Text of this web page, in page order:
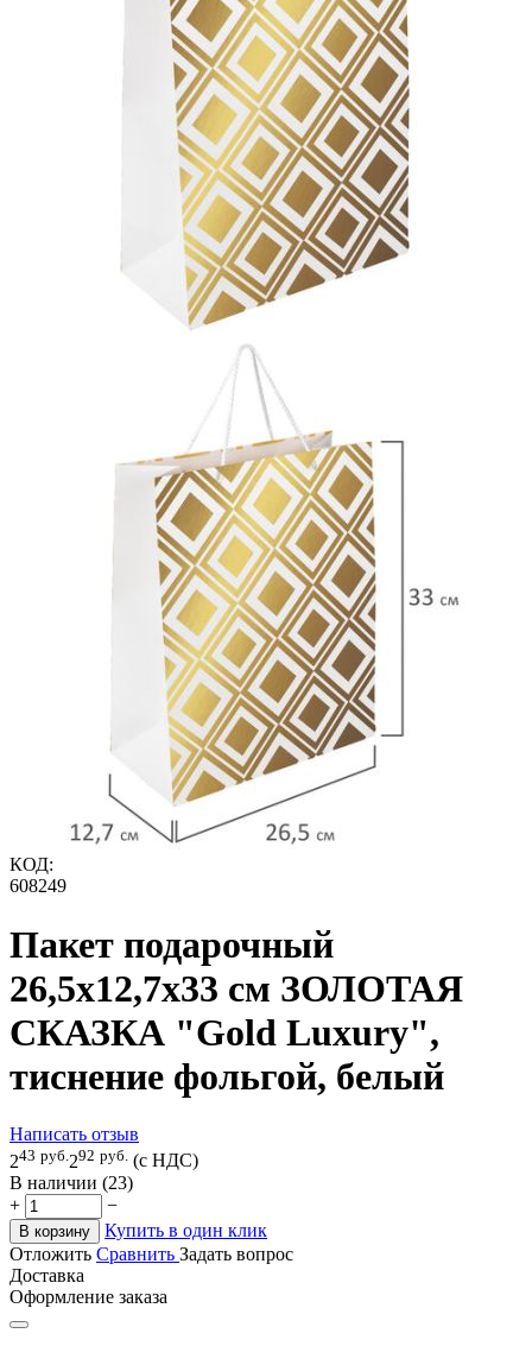
КОД:
608249
Пакет подарочный
26,5x12,7x33 см ЗОЛОТАЯ
СКАЗКА "Gold Luxury",
тиснение фольгой, белый
Написать отзыв
243 руб. 292 руб. (с НДС)
В наличии (23)
+
−
В корзину
Купить в один клик
Отложить Сравнить Задать вопрос
Доставка
Оформление заказа